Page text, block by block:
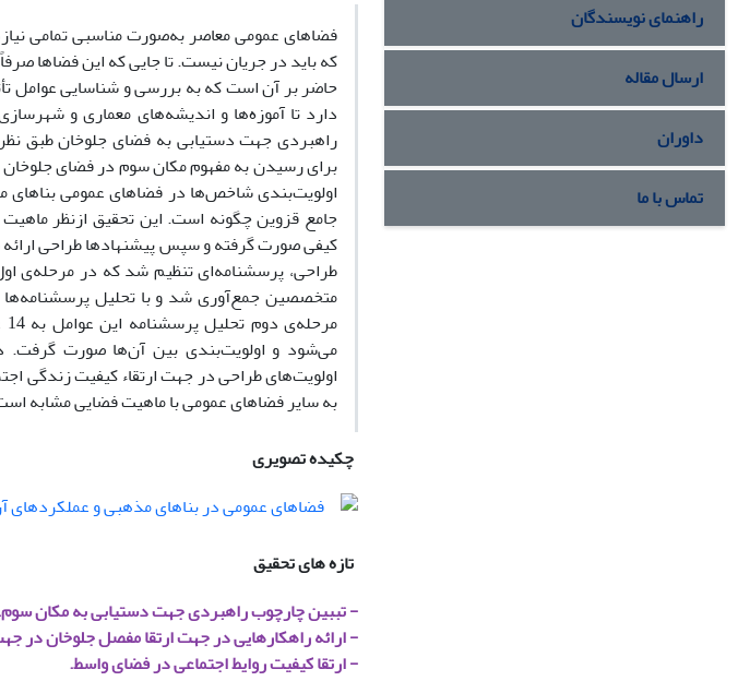
فضاهای عمومی معاصر به‌صورت مناسبی تمامی
که باید در جریان نیست. تا جایی که این فضاها
حاضر بر آن است که به بررسی و شناسایی عوامل
دارد تا آموزه‌ها و اندیشه‌های معماری و
راهبردی جهت دستیابی به فضای جلوخان طبق
برای رسیدن به مفهوم مکان سوم در فضای
اولویت‌بندی شاخص‌ها در فضاهای عمومی
جامع قزوین چگونه است. این تحقیق ازنظر
کیفی صورت گرفته و سپس پیشنهاد‌ها طراحی
می‌شود و اولویت‌بندی بین آن‌ها صورت گرفت.
اولویت‌های طراحی در جهت ارتقاء کیفیت زندگی
به سایر فضاهای عمومی با ماهیت فضایی مشابه
چکیده تصویری
تازه های تحقیق
- تببین چارچوب راهبردی جهت دستیابی به مکان
- ارائه راهکارهایی در جهت ارتقا مفصل جلوخان در
- ارتقا کیفیت روایط اجتماعی در فضای واسط.
راهنمای نویسندگان
ارسال مقاله
داوران
تماس با ما